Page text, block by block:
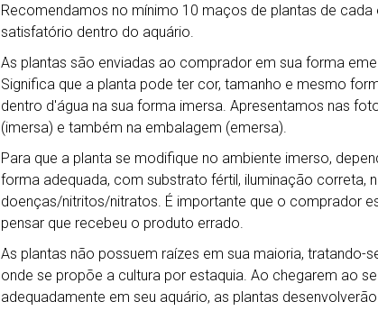
Recomendamos no mínimo 10 maços de plantas de
satisfatório dentro do aquário.
As plantas são enviadas ao comprador em sua forma
Significa que a planta pode ter cor, tamanho e mesmo
dentro d'água na sua forma imersa. Apresentamos nas
(imersa) e também na embalagem (emersa).
Para que a planta se modifique no ambiente imerso,
forma adequada, com substrato fértil, iluminação correta,
doenças/nitritos/nitratos. É importante que o comprador
pensar que recebeu o produto errado.
As plantas não possuem raízes em sua maioria, tratando-
onde se propõe a cultura por estaquia. Ao chegarem ao
adequadamente em seu aquário, as plantas